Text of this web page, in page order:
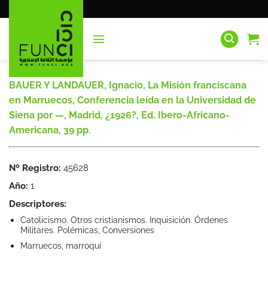
al
BAUER Y LANDAUER, Ignacio, La Misión franciscana
en Marruecos, Conferencia leída en la Universidad de
Siena por —, Madrid, ¿1926?, Ed. Ibero-Africano-
Americana, 39 pp.
Nº Registro: 45628
Año: 1
Descriptores:
Catolicismo. Otros cristianismos. Inquisición. Órdenes
Militares. Polémicas, Conversiones
Marruecos, marroquí